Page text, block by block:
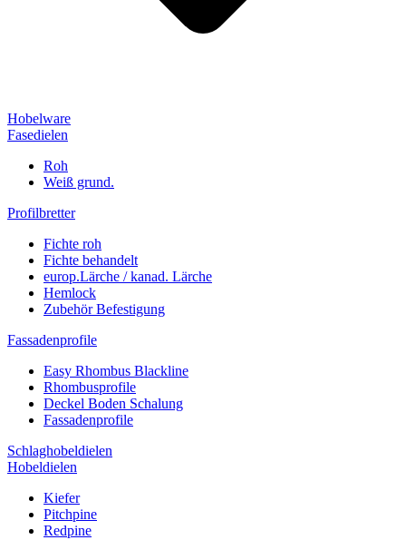
Hobelware
Fasedielen
Roh
Weiß grund.
Profilbretter
Fichte roh
Fichte behandelt
europ.Lärche / kanad. Lärche
Hemlock
Zubehör Befestigung
Fassadenprofile
Easy Rhombus Blackline
Rhombusprofile
Deckel Boden Schalung
Fassadenprofile
Schlaghobeldielen
Hobeldielen
Kiefer
Pitchpine
Redpine